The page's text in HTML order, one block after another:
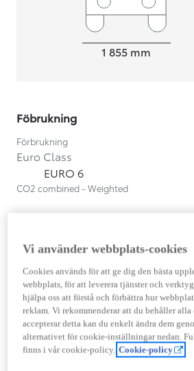
1 855 mm
Föbrukning
Förbrukning
Euro Class
EURO 6
CO2 combined - Weighted
Cylindrar
Kapacitet
Effekt
Prestanda
Topphastighet
Acceleration 0-100km/h
Vi använder webbplats-cookies
Cookies används för att ge dig den bästa
webbplats, för att leverera tjänster och
hjälpa oss att förstå och förbättra hur
reklam. Vi rekommenderar att du behåller
accepterar detta kan du enkelt ändra dem
alternativet för cookie-inställningar nedan.
finns i vår cookie-policy. Cookie-policy